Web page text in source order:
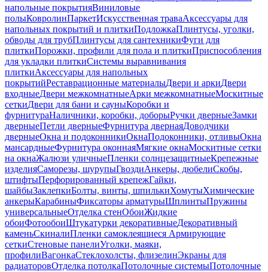
напольные покрытияВиниловые
полыКовролинПаркетИскусственная траваАксессуары для
напольных покрытий и плиткиПодложкаПлинтусы, уголки,
обводы для трубПлинтусы для сантехникиФуги для
плиткиПорожки, профили для пола и плиткиПриспособления
для укладки плиткиСистемы выравнивания
плиткиАксессуары для напольных
покрытийРеставрационные материалыДвери и аркиДвери
входныеДвери межкомнатныеАрки межкомнатныеМоскитные
сеткиДвери для бани и сауныКоробки и
фурнитураНаличники, коробки, доборыРучки дверныеЗамки
дверныеПетли дверныеФурнитура двернаяДоводчики
дверныеОкна и подоконникиОкнаПодоконники, отливыОкна
мансардныеФурнитура оконнаяМягкие окнаМоскитные сетки
на окнаЖалюзи уличныеПленки солнцезащитныеКрепежные
изделияСаморезы, шурупыГвоздиАнкеры, дюбелиСкобы,
штифтыПерфорированный крепежГайки,
шайбыЗаклепкиБолты, винты, шпилькиХомутыХимические
анкерыКарабиныФиксаторы арматурыШплинтыПружины
универсальныеОтделка стенОбоиЖидкие
обоиФотообоиШтукатурки декоративныеДекоративный
каменьСкиналиПленки самоклеящиеся Армирующие
сеткиСтеновые панелиУголки, маяки,
профилиВагонкаСтеклохолсты, флизелинЭкраны для
радиаторовОтделка потолкаПотолочные системыПотолочные